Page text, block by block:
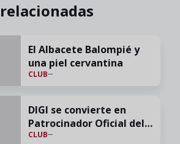
El Albacete Balompié y
una piel cervantina
CLUB
DIGI se convierte en
Patrocinador Oficial del
Albacete Balompié para
CLUB